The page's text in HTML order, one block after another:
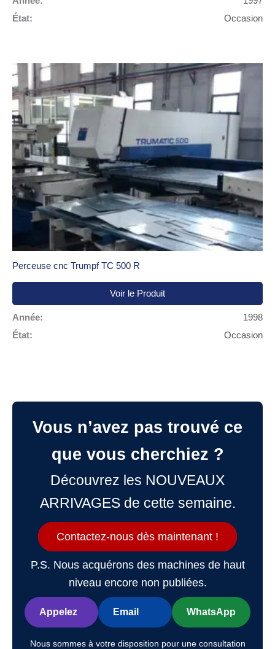
État:
Occasion
Perceuse cnc Trumpf TC 500 R
Voir le Produit
Année:
1998
État:
Occasion
Vous n’avez pas trouvé ce
que vous cherchiez ?
Découvrez les NOUVEAUX
ARRIVAGES de cette semaine.
Contactez-nous dès maintenant !
P.S. Nous acquérons des machines de haut
niveau encore non publiées.
Appelez Email WhatsApp
Nous sommes à votre disposition pour une consultation